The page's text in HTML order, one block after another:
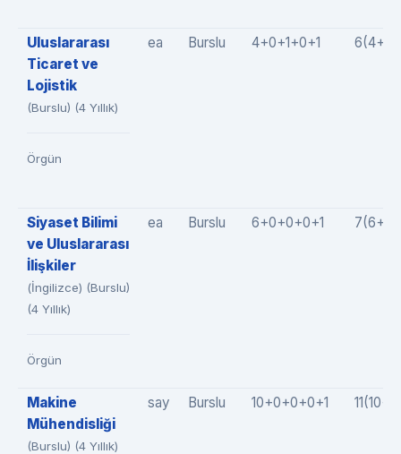
Uluslararası
Ticaret ve
Lojistik
(Burslu) (4 Yıllık)
Örgün
ea Burslu 4+0+1+0+1
Siyaset Bilimi
ve Uluslararası
İlişkiler
(İngilizce) (Burslu)
(4 Yıllık)
Örgün
ea Burslu 6+0+0+0+1
Makine
Mühendisliği
(Burslu) (4 Yıllık)
say Burslu 10+0+0+0+1